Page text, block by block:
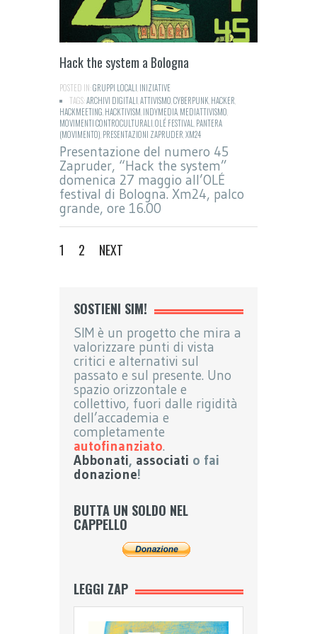
Hack the system a Bologna
POSTED IN:GRUPPI LOCALI INIZIATIVE
TAGS:ARCHIVI DIGITALI ATTIVISMO CYBERPUNK HACKER
HACKMEETING HACKTIVISM INDYMEDIA MEDIATTIVISMO
MOVIMENTI CONTROCULTURALI OLÉ FESTIVAL PANTERA
(MOVIMENTO) PRESENTAZIONI ZAPRUDER XM24
Presentazione del numero 45
Zapruder, “Hack the system”
domenica 27 maggio all’OLÉ
festival di Bologna. Xm24, palco
grande, ore 16.00
1 2 NEXT
SOSTIENI SIM!
SIM è un progetto che mira a
valorizzare punti di vista
critici e alternativi sul
passato e sul presente. Uno
spazio orizzontale e
collettivo, fuori dalle rigidità
dell’accademia e
completamente
autofinanziato.
Abbonati, associati o fai
donazione!
BUTTA UN SOLDO NEL
CAPPELLO
LEGGI ZAP